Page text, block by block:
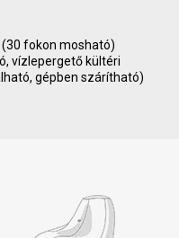
(30 fokon mosható)
vízlepergető kültéri
gépben szárítható)